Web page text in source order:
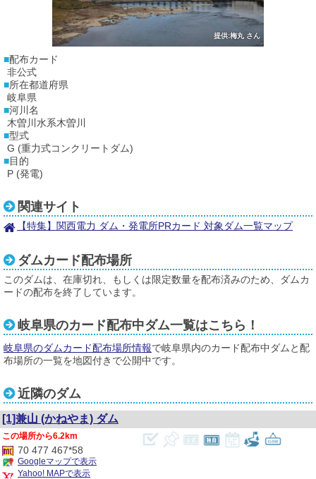
提供:梅丸 さん
配布カード
非公式
所在都道府県
岐阜県
河川名
木曽川水系木曽川
型式
G (重力式コンクリートダム)
目的
P (発電)
関連サイト
【特集】関西電力 ダム・発電所PRカード 対象ダム一覧マップ
ダムカード配布場所
このダムは、在庫切れ、もしくは限定数量を配布済みのため、ダムカ
ードの配布を終了しています。
岐阜県のカード配布中ダム一覧はこちら！
岐阜県のダムカード配布場所情報で岐阜県内のカード配布中ダムと配
布場所の一覧を地図付きで公開中です。
近隣のダム
[1]兼山 (かねやま) ダム
6.2km
70 477 467*58
Googleマップで表示
Yahoo! MAPで表示